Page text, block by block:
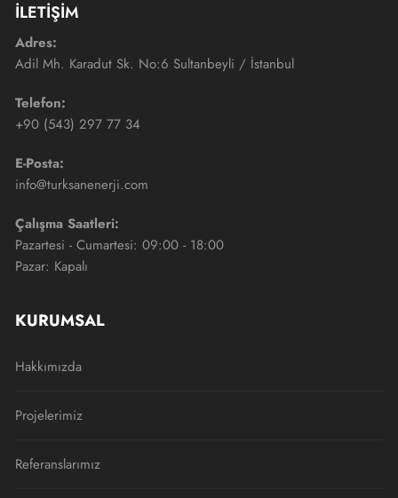
İLETİŞİM
Adres:
Adil Mh. Karadut Sk. No:6 Sultanbeyli / İstanbul
Telefon:
+90 (543) 297 77 34
E-Posta:
info@turksanenerji.com
Çalışma Saatleri:
Pazartesi - Cumartesi: 09:00 - 18:00
Pazar: Kapalı
KURUMSAL
Hakkımızda
Projelerimiz
Referanslarımız